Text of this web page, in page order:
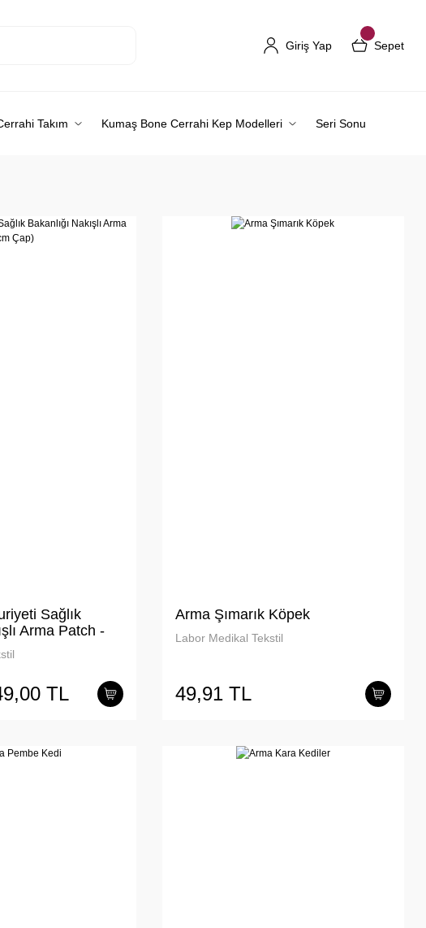
Giriş Yap Sepet
Takım Kumaş Bone Cerrahi Kep Modelleri Seri Sonu
Sağlık
Arma Patch -
cm Çap)
TL
Arma Şımarık Köpek
Labor Medikal Tekstil
49,91 TL